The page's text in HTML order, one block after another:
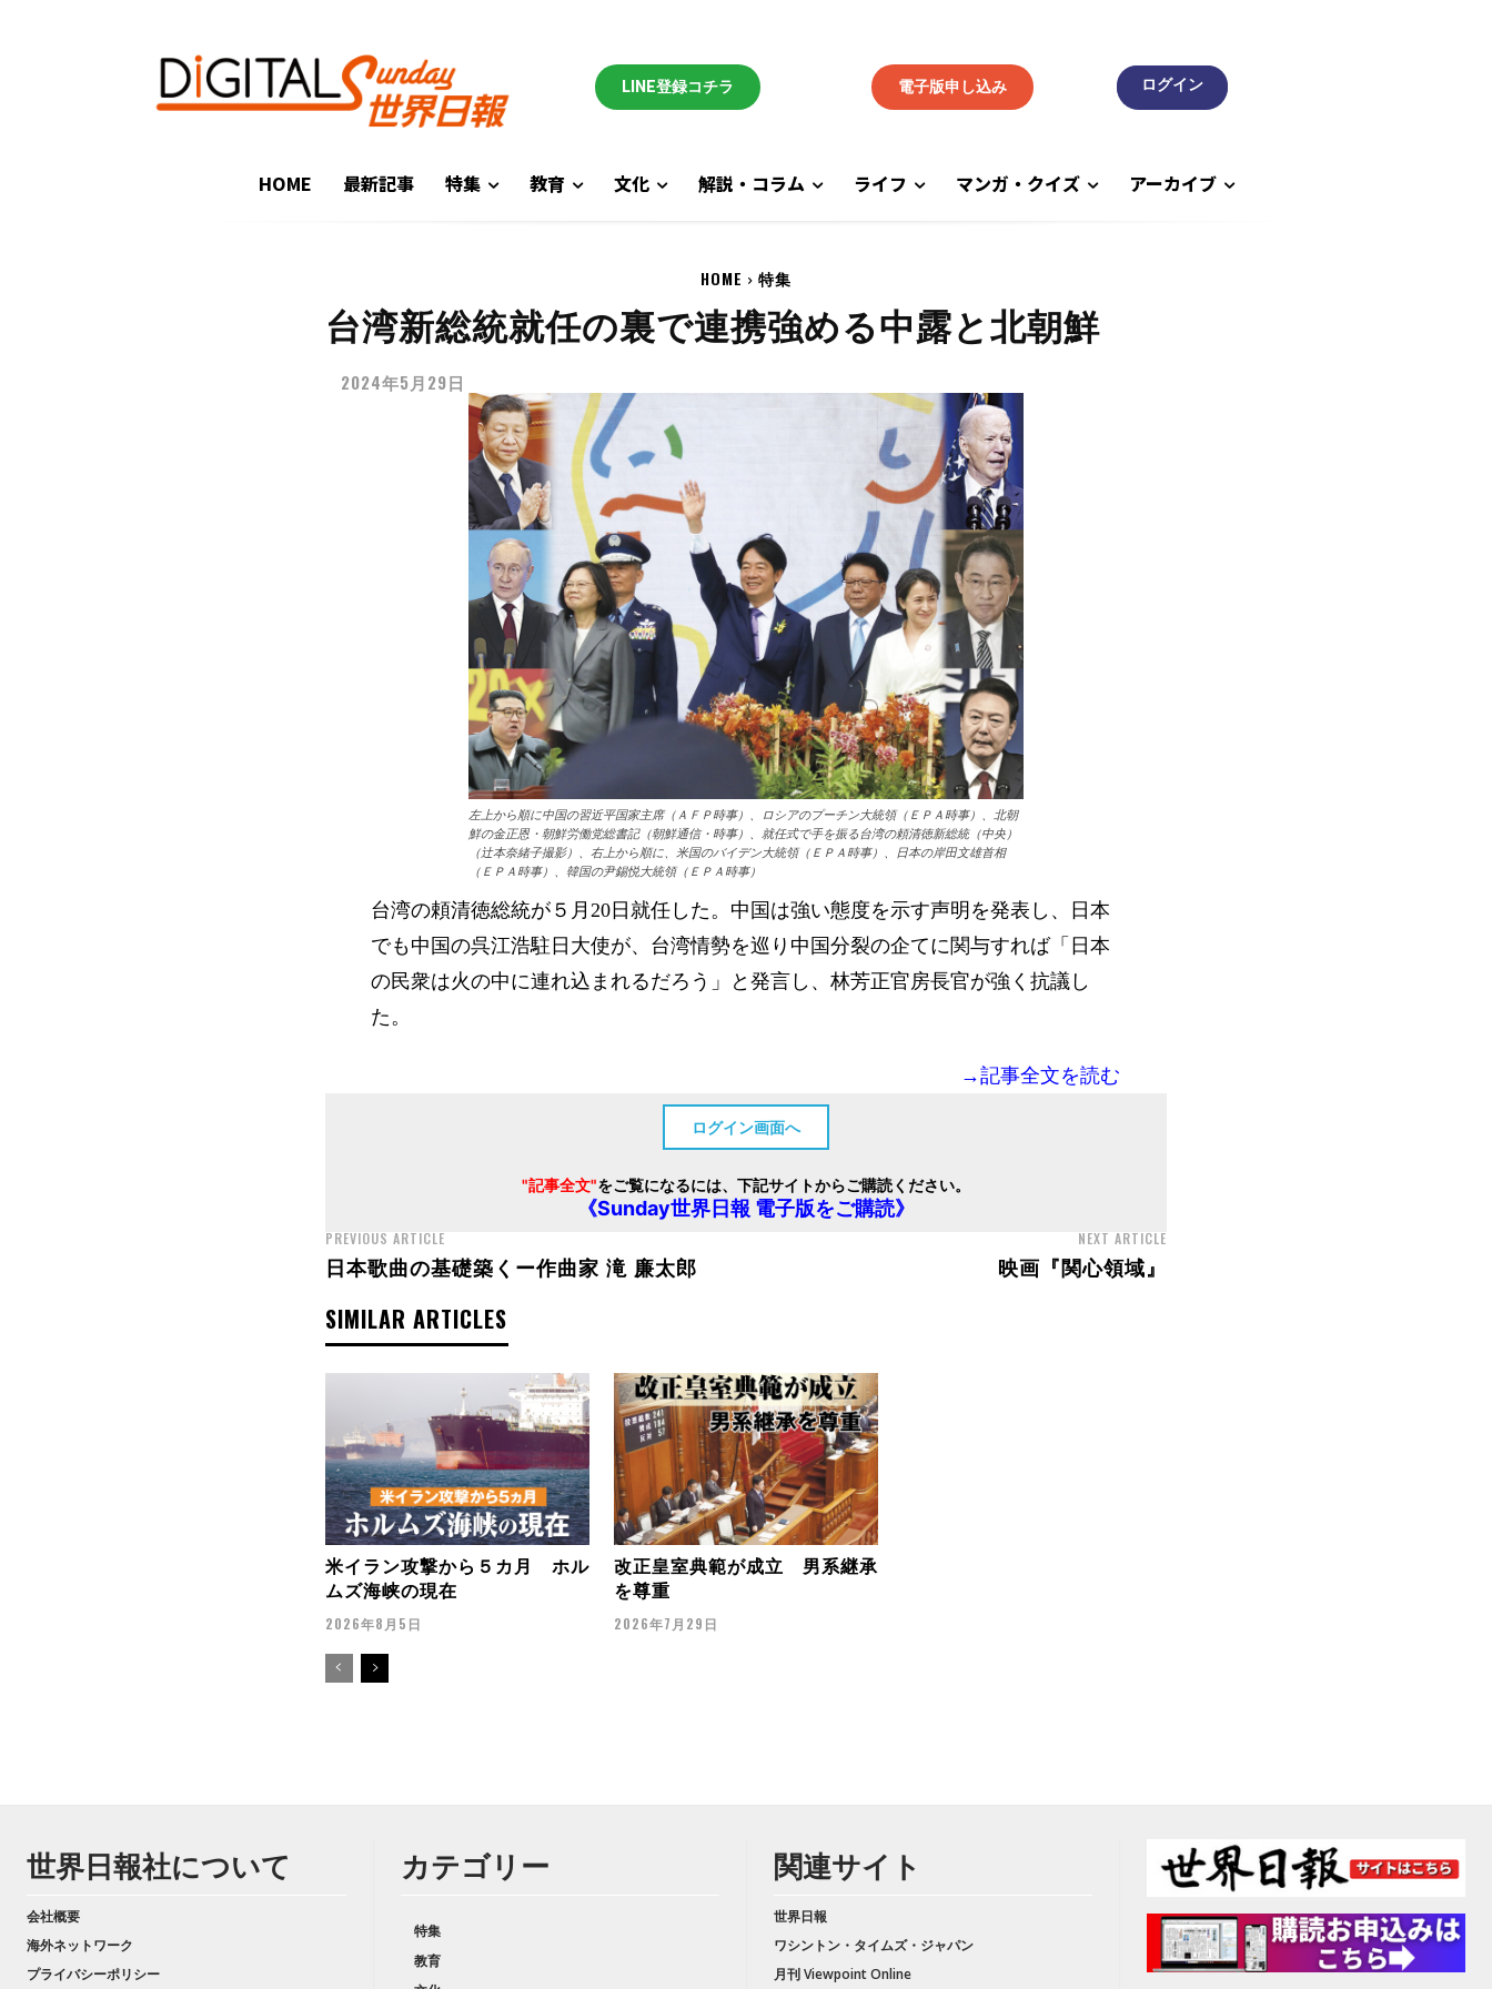
LINE登録コチラ 電子版申し込み
HOME 最新記事 特集 教育 文化 解説・コラム ライフ マンガ・クイズ アーカイブ
HOME 特集
台湾新総統就任の裏で連携強める中露と北朝鮮
2024年5月29日
左上から順に中国の習近平国家主席（ＡＦＰ時事）、ロシアのプーチン大統領（ＥＰＡ時事）、北朝
鮮の金正恩・朝鮮労働党総書記（朝鮮通信・時事）、就任式で手を振る台湾の頼清徳新総統（中央）
（辻本奈緒子撮影）、右上から順に、米国のバイデン大統領（ＥＰＡ時事）、日本の岸田文雄首相
（ＥＰＡ時事）、韓国の尹錫悦大統領（ＥＰＡ時事）
台湾の頼清徳総統が５月20日就任した。中国は強い態度を示す声明を発表し、日本
でも中国の呉江浩駐日大使が、台湾情勢を巡り中国分裂の企てに関与すれば「日本
の民衆は火の中に連れ込まれるだろう」と発言し、林芳正官房長官が強く抗議し
た。
→記事全文を読む
ログイン画面へ
"記事全文"をご覧になるには、下記サイトからご購読ください。
《Sunday世界日報 電子版をご購読》
PREVIOUS ARTICLE
日本歌曲の基礎築くー作曲家 滝 廉太郎
NEXT ARTICLE
映画『関心領域』
SIMILAR ARTICLES
米イラン攻撃から５カ月 ホル
ムズ海峡の現在
2026年8月5日
改正皇室典範が成立 男系継承
を尊重
2026年7月29日
世界日報社について
会社概要
海外ネットワーク
プライバシーポリシー
カテゴリー
特集
教育
関連サイト
世界日報
ワシントン・タイムズ・ジャパン
月刊 Viewpoint Online